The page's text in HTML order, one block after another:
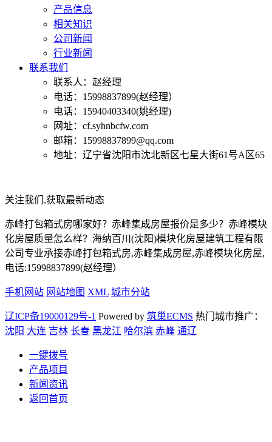
产品信息
相关知识
公司新闻
行业新闻
联系我们
联系人：赵经理
电话：15998837899(赵经理）
电话：15940403340(姚经理)
网址：cf.syhnbcfw.com
邮箱：15998837899@qq.com
地址：辽宁省沈阳市沈北新区七星大街61号A区65
关注我们,获取最新动态
赤峰打包箱式房哪家好？赤峰集成房屋报价是多少？赤峰模块
化房屋质量怎么样？海纳百川(沈阳)模块化房屋建筑工程有限
公司专业承接赤峰打包箱式房,赤峰集成房屋,赤峰模块化房屋,
电话:15998837899(赵经理）
手机网站 网站地图 XML 城市分站
辽ICP备19000129号-1 Powered by 筑巢ECMS 热门城市推广：
沈阳 大连 吉林 长春 黑龙江 哈尔滨 赤峰 通辽
一键拨号
产品项目
新闻资讯
返回首页